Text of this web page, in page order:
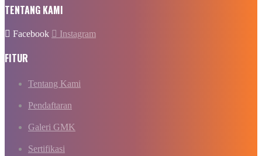
TENTANG KAMI
Facebook Instagram
FITUR
Tentang Kami
Pendaftaran
Galeri GMK
Sertifikasi